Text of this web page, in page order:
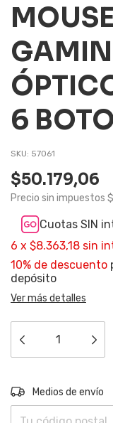
6
SKU: 57061
$50.179,06
Precio sin impuestos
Cuotas SIN
6 x $8.363,18 sin
10% de descuento
depósito
Ver más detalles
Entregas para el CP:
Medios de envío